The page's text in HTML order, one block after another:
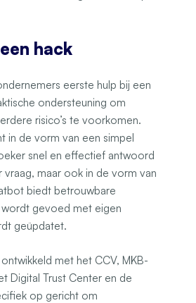
hack
eerste hulp bij een
ondersteuning om
risico’s te voorkomen.
in de vorm van een simpel
snel en effectief antwoord
vraag, maar ook in de vorm van
biedt betrouwbare
gevoed met eigen
geüpdatet.
met het CCV, MKB-
Digital Trust Center en de
op gericht om